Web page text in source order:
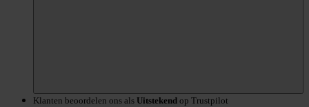
Klanten beoordelen ons als Uitstekend op Trustpilot